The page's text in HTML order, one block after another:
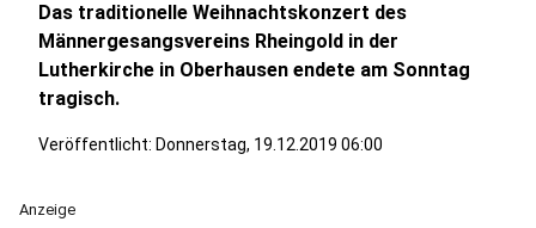
Das traditionelle Weihnachtskonzert des
Männergesangsvereins Rheingold in der
Lutherkirche in Oberhausen endete am Sonntag
tragisch.
Veröffentlicht: Donnerstag, 19.12.2019 06:00
Anzeige